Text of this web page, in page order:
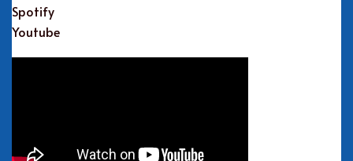
Spotify
Youtube